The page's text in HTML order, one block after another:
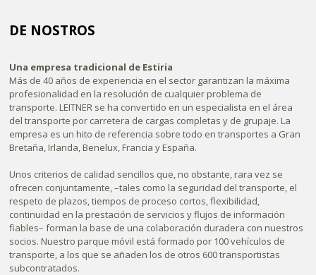
DE NOSTROS
Una empresa tradicional de Estiria
Más de 40 años de experiencia en el sector garantizan la máxima
profesionalidad en la resolución de cualquier problema de
transporte. LEITNER se ha convertido en un especialista en el área
del transporte por carretera de cargas completas y de grupaje. La
empresa es un hito de referencia sobre todo en transportes a Gran
Bretaña, Irlanda, Benelux, Francia y España.
Unos criterios de calidad sencillos que, no obstante, rara vez se
ofrecen conjuntamente, –tales como la seguridad del transporte, el
respeto de plazos, tiempos de proceso cortos, flexibilidad,
continuidad en la prestación de servicios y flujos de información
fiables– forman la base de una colaboración duradera con nuestros
socios. Nuestro parque móvil está formado por 100 vehículos de
transporte, a los que se añaden los de otros 600 transportistas
subcontratados.